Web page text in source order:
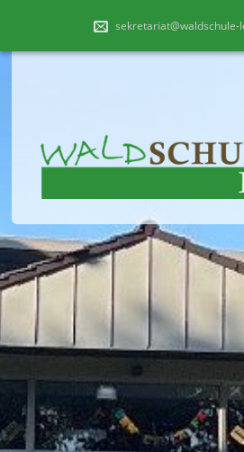
sekretariat@waldschule-